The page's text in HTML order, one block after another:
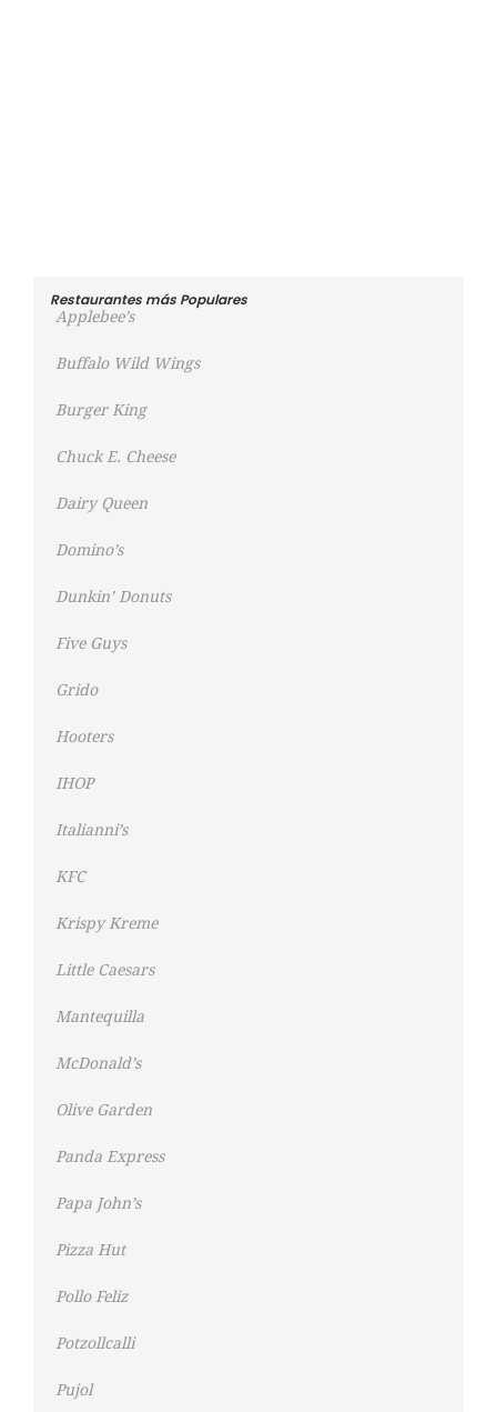
Restaurantes más Populares
Applebee’s
Buffalo Wild Wings
Burger King
Chuck E. Cheese
Dairy Queen
Domino’s
Dunkin’ Donuts
Five Guys
Grido
Hooters
IHOP
Italianni’s
KFC
Krispy Kreme
Little Caesars
Mantequilla
McDonald’s
Olive Garden
Panda Express
Papa John’s
Pizza Hut
Pollo Feliz
Potzollcalli
Pujol